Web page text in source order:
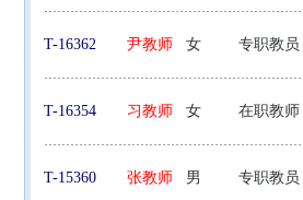
T-16362 尹教师 女 专职教员
T-16354 习教师 女 在职教师
T-15360 张教师 男 专职教员